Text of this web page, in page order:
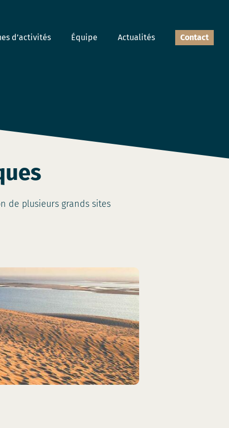
d’activités Équipe Actualités Contact
de plusieurs grands sites